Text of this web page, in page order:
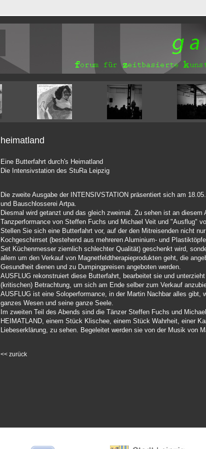
heimatland
Eine Butterfahrt durch's Heimatland
Die Intensivstation des StuRa Leipzig
Die zweite Ausgabe der INTENSIVSTATION präsentiert sich am
und Bauschlosserei Artpa.
Diesmal wird getanzt und das gleich zweimal. Zu sehen ist an diesem
Tanzperformance von Steffen Fuchs und Michael Veit und "Ausflug"
Stellen Sie sich eine Butterfahrt vor, auf der den Mitreisenden nicht
Kochgeschirrset (bestehend aus mehreren Aluminium- und
Set Küchenmesser ziemlich schlechter Qualität) geschenkt wird,
allem um den Verkauf von Magnetfeldtherapieprodukten geht, die
Gesundheit dienen und zu Dumpingpreisen angeboten werden.
AUSFLUG rekonstruiert diese Butterfahrt, bearbeitet sie und
(kritischen) Betrachtung, um sich am Ende selber zum Verkauf
AUSFLUG ist eine Soloperformance, in der Martin Nachbar alles gibt,
ganzes Wesen und seine ganze Seele.
Im zweiten Teil des Abends sind die Tänzer Steffen Fuchs und
HEIMATLAND, einem Stück Klischee, einem Stück Wahrheit, einer
Liebeserklärung, zu sehen. Begeleitet werden sie von der Musik von
<< zurück